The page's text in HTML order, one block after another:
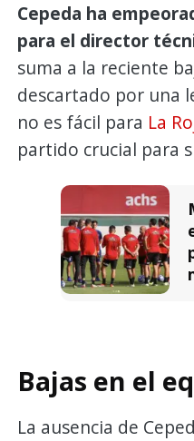
Cepeda ha
para el director
suma a la reciente
descartado por una
no es fácil para La
partido crucial para
Bajas en el
La ausencia de